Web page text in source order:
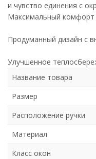
и чувство единения с
Максимальный комфорт
Продуманный дизайн с
Улучшенное
Название товара
Размер
Расположение ручки
Материал
Класс окон